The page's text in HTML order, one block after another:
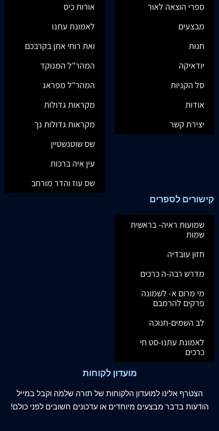
ספרי הוצאה לאור
מבצעים
חנות
יודאיקה
סל הקניות
אודות
יצירת קשר
אורות כיס
לאמונת עתנו
ואת רוחי אתן בקרבכם
המהר"ל המנוקד
המהר"ל מפראג
מקראות גדולות
מקראות גדולות נך
שס שוטנשטיין
עין איה ברכות
שס עוז והדר מורחב
קישורים לספרים
שמועות ראיה- בראשית
שמות
חזון עובדיה
מדרש רבה-ה כרכים
מי מרום א- לשמונה
פרקים להרמבם
לב השמים-חנוכה
לאמונת עתנו-סט חי
כרכים
מועדון לקוחות
הצטרף אלינו למועדון הלקוחות של תורה שלמה וקבל במייל
הודעות בדבר מבצעים מיוחדים או עדכונים חשובים לפני כולם!